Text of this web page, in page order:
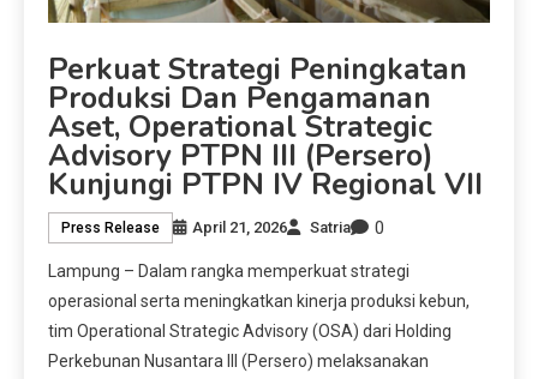
Perkuat Strategi Peningkatan
Produksi Dan Pengamanan
Aset, Operational Strategic
Advisory PTPN III (Persero)
Kunjungi PTPN IV Regional VII
Press Release April 21, 2026 Satria 0
Lampung – Dalam rangka memperkuat strategi
operasional serta meningkatkan kinerja produksi kebun,
tim Operational Strategic Advisory (OSA) dari Holding
Perkebunan Nusantara III (Persero) melaksanakan